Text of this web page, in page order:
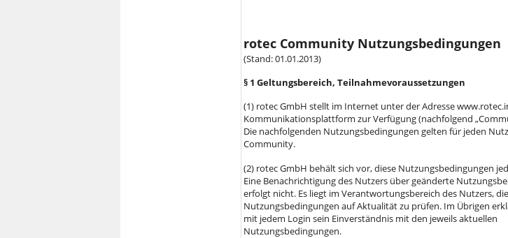
rotec Community Nutzungsbedingungen
(Stand: 01.01.2013)
§ 1 Geltungsbereich, Teilnahmevoraussetzungen
(1) rotec GmbH stellt im Internet unter der Adresse
Kommunikationsplattform zur Verfügung (nachfolgend
Die nachfolgenden Nutzungsbedingungen gelten für jeden
Community.
(2) rotec GmbH behält sich vor, diese Nutzungsbedingungen
Eine Benachrichtigung des Nutzers über geänderte
erfolgt nicht. Es liegt im Verantwortungsbereich des Nutzers, die
Nutzungsbedingungen auf Aktualität zu prüfen. Im Übrigen
mit jedem Login sein Einverständnis mit den jeweils aktuellen
Nutzungsbedingungen.